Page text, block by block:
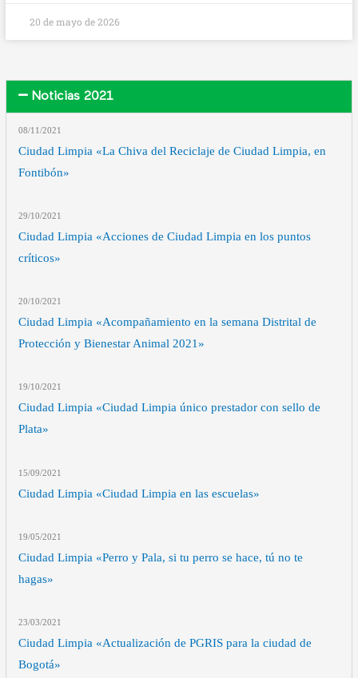
20 de mayo de 2026
Noticias 2021
08/11/2021
Ciudad Limpia «La Chiva del Reciclaje de Ciudad Limpia, en
Fontibón»
29/10/2021
Ciudad Limpia «Acciones de Ciudad Limpia en los puntos
críticos»
20/10/2021
Ciudad Limpia «Acompañamiento en la semana Distrital de
Protección y Bienestar Animal 2021»
19/10/2021
Ciudad Limpia «Ciudad Limpia único prestador con sello de
Plata»
15/09/2021
Ciudad Limpia «Ciudad Limpia en las escuelas»
19/05/2021
Ciudad Limpia «Perro y Pala, si tu perro se hace, tú no te
hagas»
23/03/2021
Ciudad Limpia «Actualización de PGRIS para la ciudad de
Bogotá»